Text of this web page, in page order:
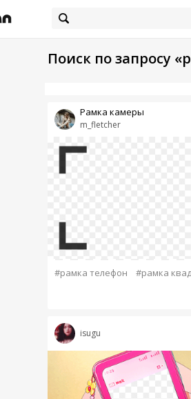
Поиск по запросу
m_fletcher
Рамка камеры
#рамка телефон #рамка
isugu